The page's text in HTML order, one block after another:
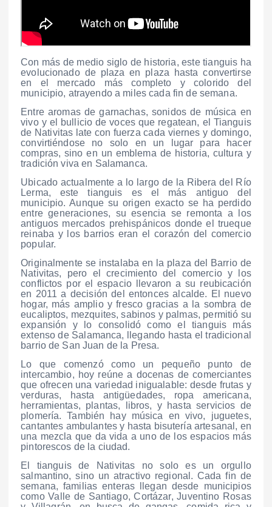
Con más de medio siglo de historia, este tianguis ha
evolucionado de plaza en plaza hasta convertirse
en el mercado más completo y colorido del
municipio, atrayendo a miles cada fin de semana.
Entre aromas de garnachas, sonidos de música en
vivo y el bullicio de voces que regatean, el Tianguis
de Nativitas late con fuerza cada viernes y domingo,
convirtiéndose no solo en un lugar para hacer
compras, sino en un emblema de historia, cultura y
tradición viva en Salamanca.
Ubicado actualmente a lo largo de la Ribera del Río
Lerma, este tianguis es el más antiguo del
municipio. Aunque su origen exacto se ha perdido
entre generaciones, su esencia se remonta a los
antiguos mercados prehispánicos donde el trueque
reinaba y los barrios eran el corazón del comercio
popular.
Originalmente se instalaba en la plaza del Barrio de
Nativitas, pero el crecimiento del comercio y los
conflictos por el espacio llevaron a su reubicación
en 2011 a decisión del entonces alcalde. El nuevo
hogar, más amplio y fresco gracias a la sombra de
eucaliptos, mezquites, sabinos y palmas, permitió su
expansión y lo consolidó como el tianguis más
extenso de Salamanca, llegando hasta el tradicional
barrio de San Juan de la Presa.
Lo que comenzó como un pequeño punto de
intercambio, hoy reúne a docenas de comerciantes
que ofrecen una variedad inigualable: desde frutas y
verduras, hasta antigüedades, ropa americana,
herramientas, plantas, libros, y hasta servicios de
plomería. También hay música en vivo, juguetes,
cantantes ambulantes y hasta bisutería artesanal, en
una mezcla que da vida a uno de los espacios más
pintorescos de la ciudad.
El tianguis de Nativitas no solo es un orgullo
salmantino, sino un atractivo regional. Cada fin de
semana, familias enteras llegan desde municipios
como Valle de Santiago, Cortázar, Juventino Rosas